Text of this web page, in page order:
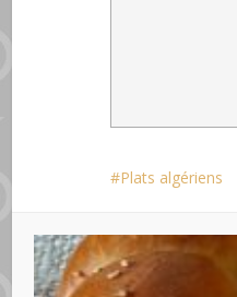
Plats algériens